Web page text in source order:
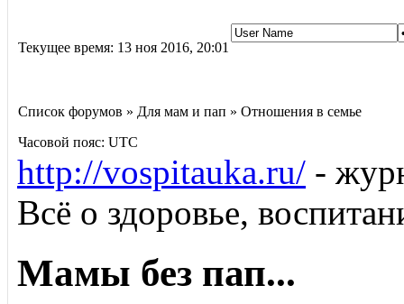
Текущее время: 13 ноя 2016, 20:01
Список форумов » Для мам и пап » Отношения в семье
Часовой пояс: UTC
http://vospitauka.ru/ -
Всё о здоровье,
Мамы без пап...